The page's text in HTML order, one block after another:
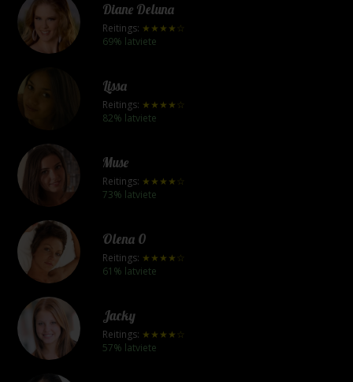
Diane Deluna
Reitings: ★★★★☆
69% latviete
Lissa
Reitings: ★★★★☆
82% latviete
Muse
Reitings: ★★★★☆
73% latviete
Olena 0
Reitings: ★★★★☆
61% latviete
Jacky
Reitings: ★★★★☆
57% latviete